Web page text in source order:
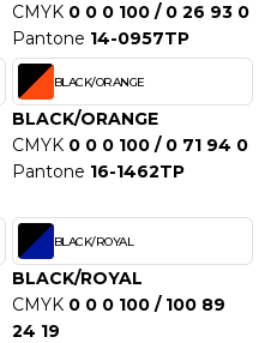
CMYK 0 0 0 100 / 0 26 93 0
Pantone 14-0957TP
BLACK/ORANGE
BLACK/ORANGE
CMYK 0 0 0 100 / 0 71 94 0
Pantone 16-1462TP
BLACK/ROYAL
BLACK/ROYAL
CMYK 0 0 0 100 / 100 89
24 19